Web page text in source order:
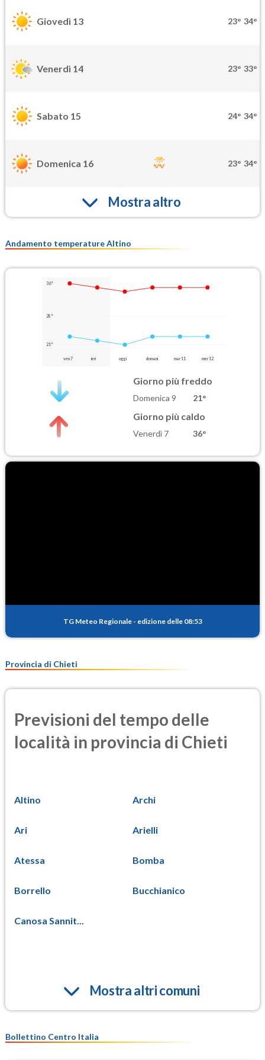
Giovedì 13 23° 34°
Venerdì 14 23° 33°
Sabato 15 24° 34°
Domenica 16 23° 34°
Mostra altro
Andamento temperature Altino
36°
28°
21°
ven 7 ieri oggi domani mar 11 mer 12
Giorno più freddo
Domenica 9 21°
Giorno più caldo
Venerdì 7 36°
TG Meteo Regionale - edizione delle 08:53
Provincia di Chieti
Previsioni del tempo delle
località in provincia di Chieti
Altino Archi
Ari Arielli
Atessa Bomba
Borrello Bucchianico
Canosa Sannit...
Mostra altri comuni
Bollettino Centro Italia